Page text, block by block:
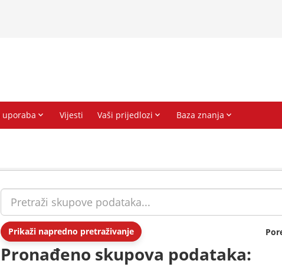
Prikaži napredno pretraživanje
Pronađeno skupova podataka: